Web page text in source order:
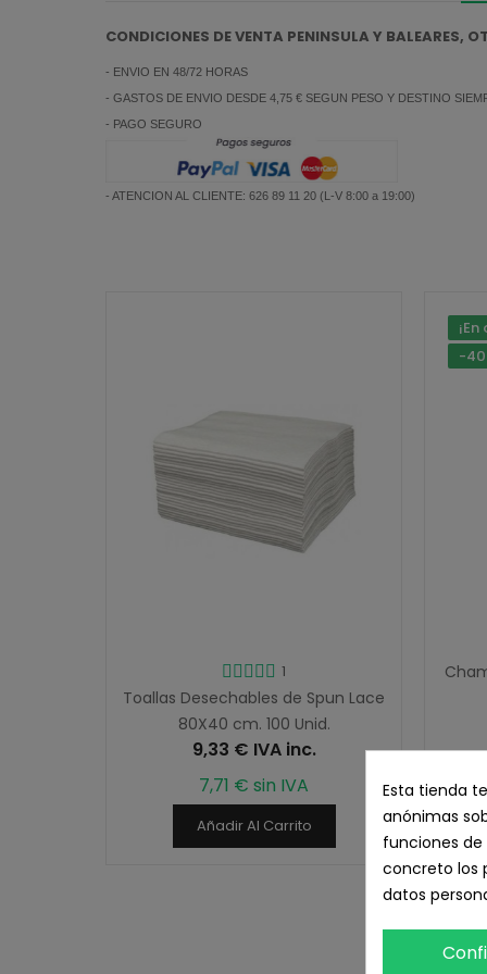
CONDICIONES DE VENTA PENINSULA Y BALEARES,
- ENVIO EN 48/72 HORAS
- GASTOS DE ENVIO DESDE 4,75 € SEGUN PESO Y DESTINO
- PAGO SEGURO
- ATENCION AL CLIENTE: 626 89 11 20 (L-V 8:00 a 19:00)
1
Toallas Desechables de Spun Lace
80X40 cm. 100 Unid.
9,33 € IVA inc.
7,71 € sin IVA
Añadir Al Carrito
-
Esta tienda
anónimas
funciones
concreto los
datos